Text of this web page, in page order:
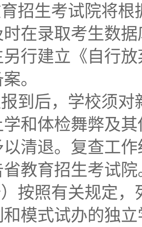
招生考试院将
在录取考生数
行建立《自行
案。
到后，学校须
和体检舞弊及
清退。复查工
省教育招生考试院
）按照有关规定
和模式试办的独